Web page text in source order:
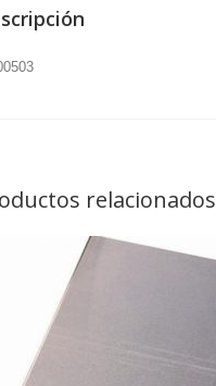
relacionados